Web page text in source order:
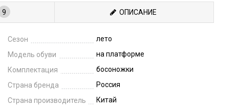
9 ОПИСАНИЕ
Сезон
лето
Модель обуви
на платформе
Комплектация
босоножки
Страна бренда
Россия
Страна производитель
Китай